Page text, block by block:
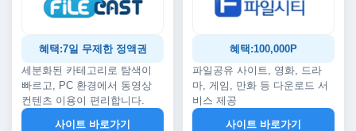
혜택:7일 무제한 정액권
세분화된 카테고리로 탐색이
빠르고, PC 환경에서 동영상
컨텐츠 이용이 편리합니다.
사이트 바로가기
혜택:100,000P
파일공유 사이트, 영화, 드라
마, 게임, 만화 등 다운로드 서
비스 제공
사이트 바로가기